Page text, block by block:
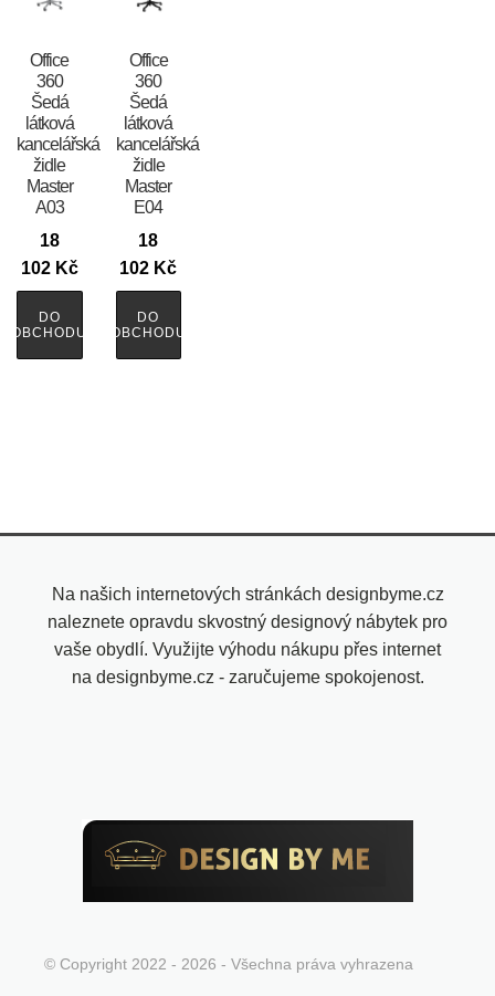
Office
360
Šedá
látková
kancelářská
židle
Master
A03
18
102 Kč
DO
OBCHODU
Office
360
Šedá
látková
kancelářská
židle
Master
E04
18
102 Kč
DO
OBCHODU
Na našich internetových stránkách designbyme.cz
naleznete opravdu skvostný designový nábytek pro
vaše obydlí. Využijte výhodu nákupu přes internet
na designbyme.cz - zaručujeme spokojenost.
© Copyright 2022 - 2026 - Všechna práva vyhrazena